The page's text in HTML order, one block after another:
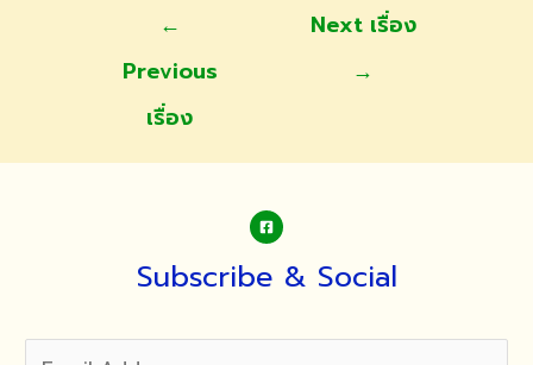
←
Previous
เรื่อง
Next เรื่อง
→
Subscribe & Social